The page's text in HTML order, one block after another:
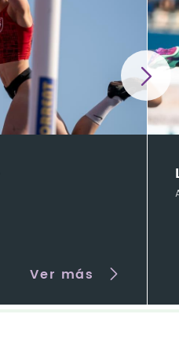
Ver más